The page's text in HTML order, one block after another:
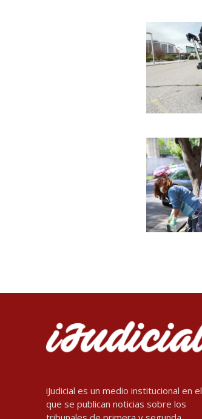
iJudicial es un medio institucional en el
que se publican noticias sobre los